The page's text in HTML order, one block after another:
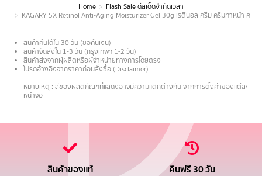
Home
Flash Sale ดีลเด็ดจำกัดเวลา
KAGARY 5X Retinol Anti-Aging Moisturizer Gel 30g เรตินอล ครีม ครีมทาหน้า ครีม
สินค้าคืนได้ใน 30 วัน (ขอคืนเงิน)
สินค้าจัดส่งใน 1-3 วัน (กรุงเทพฯ 1-2 วัน)
สินค้าส่งจากผู้ผลิตหรือผู้จำหน่ายทางการโดยตรง
โปรดอ้างอิงจากราคาก่อนสั่งซื้อ (Disclaimer)
หมายเหตุ : สีของผลิตภัณฑ์ที่แสดงอาจมีความแตกต่างกัน จากการตั้งค่าของแต่ละ
หน้าจอ
สินค้าของแท้ คืนฟรี 30 วัน